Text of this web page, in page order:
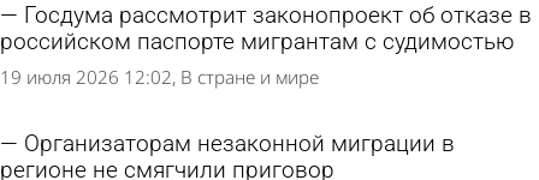
Госдума рассмотрит законопроект об отказе в
российском паспорте мигрантам с судимостью
19 июля 2026 12:02 В стране и мире
Организаторам незаконной миграции в
регионе не смягчили приговор